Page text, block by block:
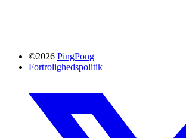
©2026 PingPong
Fortrolighedspolitik